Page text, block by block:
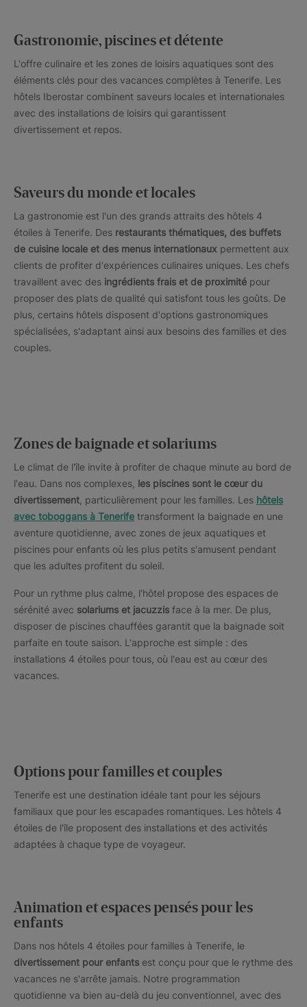
Gastronomie, piscines et détente
L'offre culinaire et les zones de loisirs aquatiques sont des
éléments clés pour des vacances complètes à Tenerife. Les
hôtels Iberostar combinent saveurs locales et internationales
avec des installations de loisirs qui garantissent
divertissement et repos.
Saveurs du monde et locales
La gastronomie est l'un des grands attraits des hôtels 4
étoiles à Tenerife. Des restaurants thématiques, des buffets
de cuisine locale et des menus internationaux permettent aux
clients de profiter d'expériences culinaires uniques. Les chefs
travaillent avec des ingrédients frais et de proximité pour
proposer des plats de qualité qui satisfont tous les goûts. De
plus, certains hôtels disposent d'options gastronomiques
spécialisées, s'adaptant ainsi aux besoins des familles et des
couples.
Zones de baignade et solariums
Le climat de l'île invite à profiter de chaque minute au bord de
l'eau. Dans nos complexes, les piscines sont le cœur du
divertissement , particulièrement pour les familles. Les hôtels
avec toboggans à Tenerife transforment la baignade en une
aventure quotidienne, avec zones de jeux aquatiques et
piscines pour enfants où les plus petits s'amusent pendant
que les adultes profitent du soleil.
Pour un rythme plus calme, l'hôtel propose des espaces de
sérénité avec solariums et jacuzzis face à la mer. De plus,
disposer de piscines chauffées garantit que la baignade soit
parfaite en toute saison. L'approche est simple : des
installations 4 étoiles pour tous, où l'eau est au cœur des
vacances.
Options pour familles et couples
Tenerife est une destination idéale tant pour les séjours
familiaux que pour les escapades romantiques. Les hôtels 4
étoiles de l'île proposent des installations et des activités
adaptées à chaque type de voyageur.
Animation et espaces pensés pour les
enfants
Dans nos hôtels 4 étoiles pour familles à Tenerife, le
divertissement pour enfants est conçu pour que le rythme des
vacances ne s'arrête jamais. Notre programmation
quotidienne va bien au-delà du jeu conventionnel, avec des